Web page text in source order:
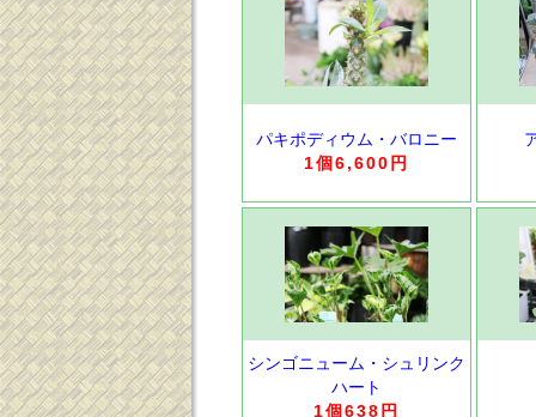
パキポディウム・バロニー
1個6,600円
シンゴニューム・シュリンク
ハート
1個638円